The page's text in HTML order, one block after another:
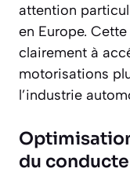
attention
en Europe.
clairement à
motorisations
l’industrie
du